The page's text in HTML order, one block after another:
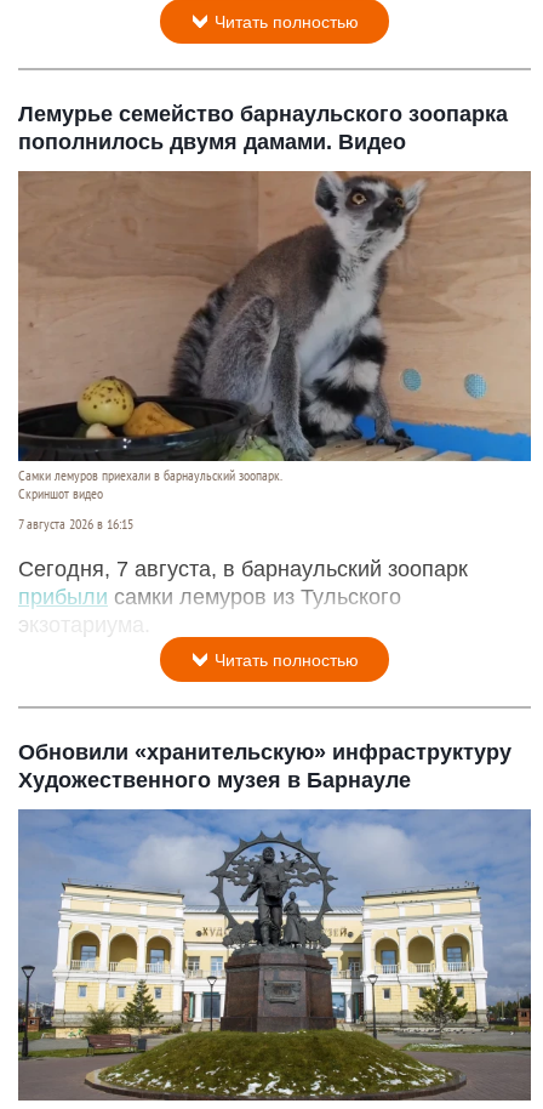
Читать полностью
Лемурье семейство барнаульского зоопарка
пополнилось двумя дамами. Видео
Самки лемуров приехали в барнаульский зоопарк.
Скриншот видео
7 августа 2026 в 16:15
Сегодня, 7 августа, в барнаульский зоопарк
прибыли самки лемуров из Тульского
экзотариума.
Читать полностью
Обновили «хранительскую» инфраструктуру
Художественного музея в Барнауле